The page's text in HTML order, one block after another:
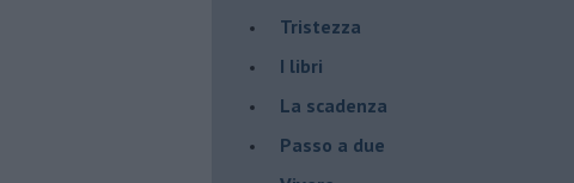
Tristezza
I libri
La scadenza
Passo a due